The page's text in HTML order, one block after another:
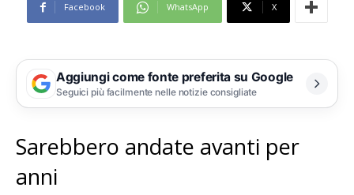
Facebook WhatsApp X
Aggiungi come fonte preferita su Google
Seguici più facilmente nelle notizie consigliate
Sarebbero andate avanti per
anni